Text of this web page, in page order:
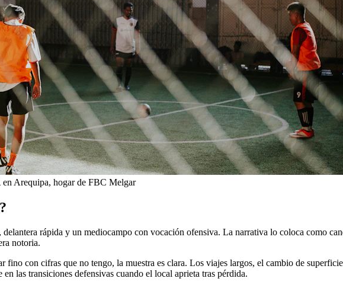
Arequipa, hogar de FBC Melgar
rápida y un mediocampo con vocación ofensiva. La narrativa lo coloca como
notoria.
fino con cifras que no tengo, la muestra es clara. Los viajes largos, el cambio de
las transiciones defensivas cuando el local aprieta tras pérdida.